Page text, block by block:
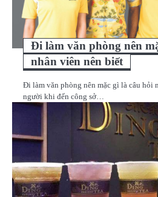
Đi làm văn phòng nên
nhân viên nên biết
Đi làm văn phòng nên mặc gì là câu hỏi
người khi đến công sở…